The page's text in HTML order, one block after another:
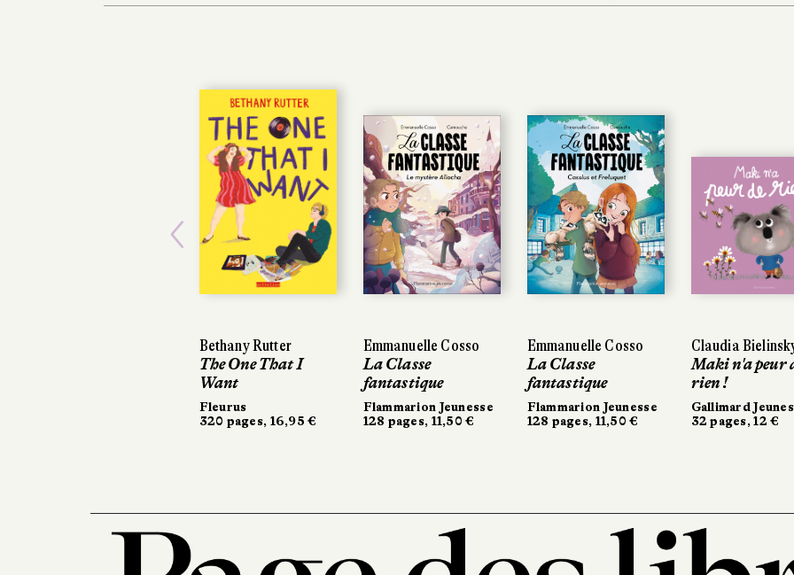
Bethany Rutter
The One That I
Want
Fleurus
320 pages, 16,95 €
Emmanuelle Cosso
La Classe
fantastique
Flammarion Jeunesse
128 pages, 11,50 €
Emmanuelle Cosso
La Classe
fantastique
Flammarion Jeunesse
128 pages, 11,50 €
Claudia
Maki n'a peur
rien !
Gallimard
32 pages, 12 €
Emmanuelle Cosso
La Classe
fantastique
Flammarion Jeunesse
128 pages, 11,50 €
Emmanuelle Cosso
La Classe
fantastique
Flammarion Jeunesse
128 pages, 11,50 €
Claudia
Maki n'a peur
rien !
Gallimard
32 pages, 12 €
Previous